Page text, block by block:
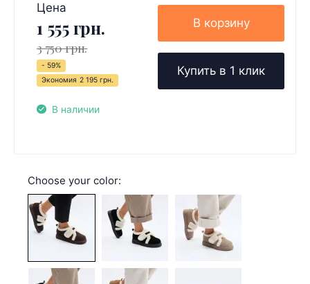
Цена
1 555 грн.
3 750 грн.
- 59%
Экономия 2 195 грн.
В наличии
В корзину
Купить в 1 клик
Choose your color: